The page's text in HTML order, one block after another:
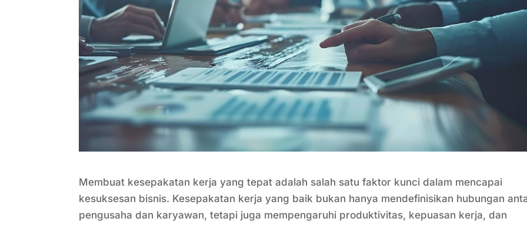
Membuat kesepakatan kerja yang tepat adalah salah satu faktor kunci dalam mencapai
kesuksesan bisnis. Kesepakatan kerja yang baik bukan hanya mendefinisikan hubungan
pengusaha dan karyawan, tetapi juga mempengaruhi produktivitas, kepuasan kerja, dan